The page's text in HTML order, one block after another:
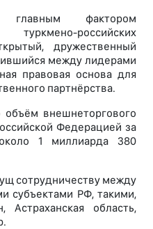
главным фактором
российских
дружественный
между лидерами
правовая основа для
партнёрства.
внешнеторгового
Федерацией за
1 миллиарда 380
сотрудничеству между
субъектами РФ, такими,
Астраханская область,